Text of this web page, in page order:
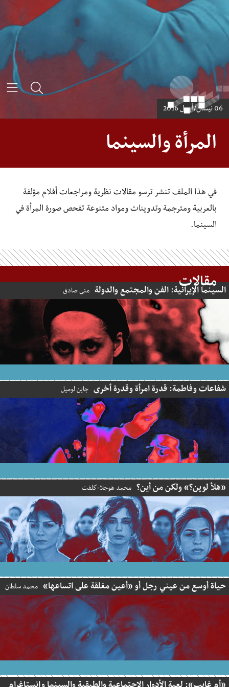
تجاوز إلى المحتوى الرئيسي
البحث
Main Content
المرأة والسينما
06 نيسان/أبريل 2016
في هذا الملف تنشر ترسو مقالات نظرية ومراجعات أفلام مؤلفة
بالعربية ومترجمة وتدوينات ومواد متنوعة تفحص صورة المرأة في
السينما.
مقالات
السينما الإيرانية: الفن والمجتمع والدولة منى صادق
شفاعات وفاطمة: قدرة امرأة وقدرة أخرى جاين لوميل
«هلأ لوين؟» ولكن من أين؟ محمد هوجلا-كلفت
حياة أوسع من عيني رجل أو «أعين مغلقة على اتساعها» محمد سلطان